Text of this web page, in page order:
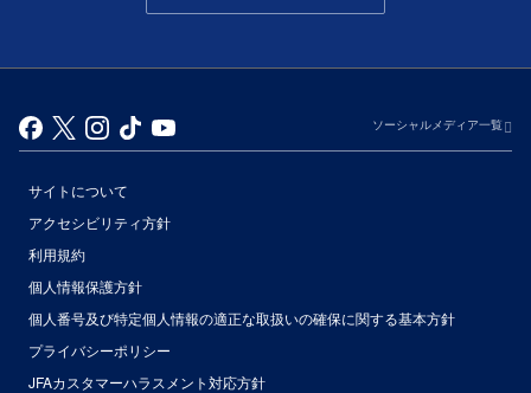
ソーシャルメディア一覧
サイトについて
アクセシビリティ方針
利用規約
個人情報保護方針
個人番号及び特定個人情報の適正な取扱いの確保に関する基本方針
プライバシーポリシー
JFAカスタマーハラスメント対応方針